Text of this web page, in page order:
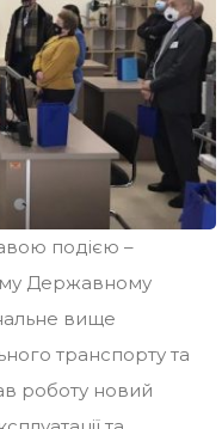
подією –
Державному
вище
транспорту та
роботу новий